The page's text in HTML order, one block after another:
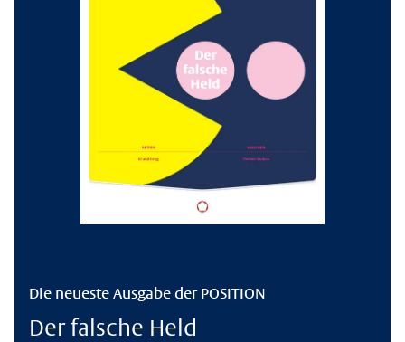
Die neueste Ausgabe der POSITION
Der falsche Held